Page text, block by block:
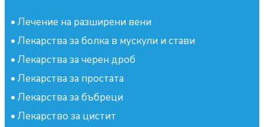
• Лечение на разширени вени
• Лекарства за болка в мускули и стави
• Лекарства за черен дроб
• Лекарства за простата
• Лекарства за бъбреци
• Лекарство за цистит